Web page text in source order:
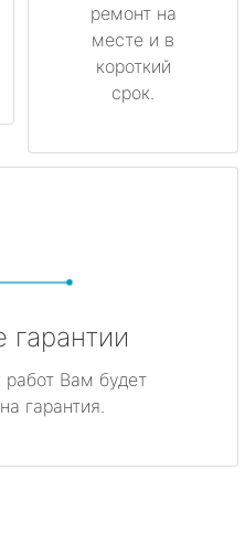
ремонт на
месте и в
короткий
срок.
гарантии
Вам будет
гарантия.